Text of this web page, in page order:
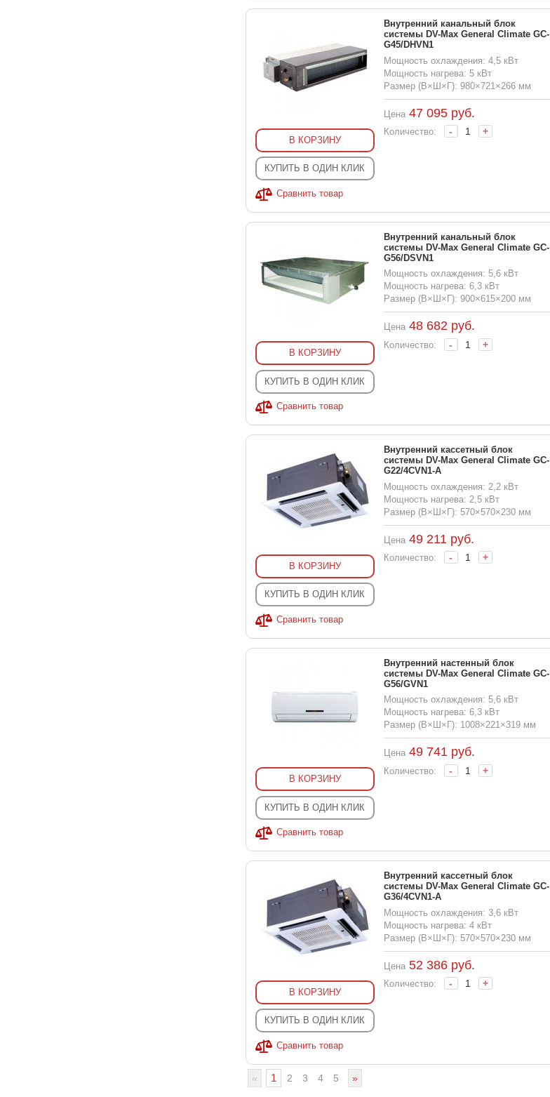
В КОРЗИНУ
КУПИТЬ В ОДИН КЛИК
Сравнить товар
Внутренний канальный блок
системы DV-Max General Climate GC-
G45/DHVN1
Мощность охлаждения: 4,5 кВт
Мощность нагрева: 5 кВт
Размер (В×Ш×Г): 980×721×266 мм
Цена 47 095руб.
Количество: - +
В КОРЗИНУ
КУПИТЬ В ОДИН КЛИК
Сравнить товар
Внутренний канальный блок
системы DV-Max General Climate GC-
G56/DSVN1
Мощность охлаждения: 5,6 кВт
Мощность нагрева: 6,3 кВт
Размер (В×Ш×Г): 900×615×200 мм
Цена 48 682руб.
Количество: - +
В КОРЗИНУ
КУПИТЬ В ОДИН КЛИК
Сравнить товар
Внутренний кассетный блок
системы DV-Max General Climate GC-
G22/4CVN1-A
Мощность охлаждения: 2,2 кВт
Мощность нагрева: 2,5 кВт
Размер (В×Ш×Г): 570×570×230 мм
Цена 49 211 руб.
Количество: - +
В КОРЗИНУ
КУПИТЬ В ОДИН КЛИК
Сравнить товар
Внутренний настенный блок
системы DV-Max General Climate GC-
G56/GVN1
Мощность охлаждения: 5,6 кВт
Мощность нагрева: 6,3 кВт
Размер (В×Ш×Г): 1008×221×319 мм
Цена 49 741руб.
Количество: - +
В КОРЗИНУ
КУПИТЬ В ОДИН КЛИК
Сравнить товар
Внутренний кассетный блок
системы DV-Max General Climate GC-
G36/4CVN1-A
Мощность охлаждения: 3,6 кВт
Мощность нагрева: 4 кВт
Размер (В×Ш×Г): 570×570×230 мм
Цена 52 386руб.
Количество: - +
« 1 2 3 4 5 »